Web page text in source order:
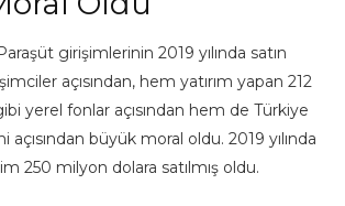
girişimlerinin 2019 yılında satın
açısından, hem yatırım yapan 212
yerel fonlar açısından hem de Türkiye
büyük moral oldu. 2019 yılında
250 milyon dolara satılmış oldu.